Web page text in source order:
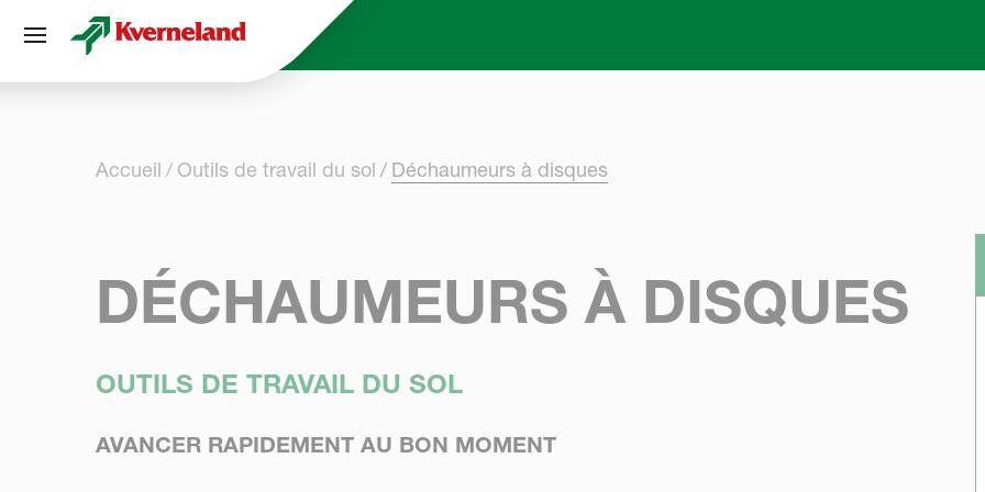
Accueil Outils de travail du sol Déchaumeurs à disques
DÉCHAUMEURS À DISQUES
OUTILS DE TRAVAIL DU SOL
AVANCER RAPIDEMENT AU BON MOMENT
Panneau de gestion des cookies